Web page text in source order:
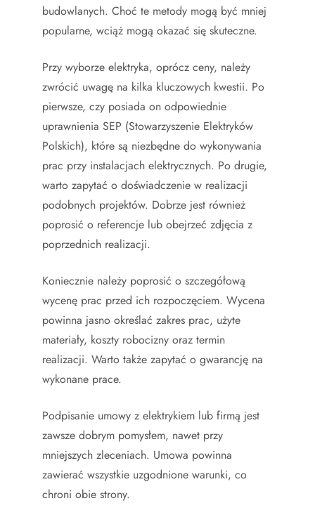
budowlanych. Choć te metody mogą być mniej
popularne, wciąż mogą okazać się skuteczne.
Przy wyborze elektryka, oprócz ceny, należy
zwrócić uwagę na kilka kluczowych kwestii. Po
pierwsze, czy posiada on odpowiednie
uprawnienia SEP (Stowarzyszenie Elektryków
Polskich), które są niezbędne do wykonywania
prac przy instalacjach elektrycznych. Po drugie,
warto zapytać o doświadczenie w realizacji
podobnych projektów. Dobrze jest również
poprosić o referencje lub obejrzeć zdjęcia z
poprzednich realizacji.
Koniecznie należy poprosić o szczegółową
wycenę prac przed ich rozpoczęciem. Wycena
powinna jasno określać zakres prac, użyte
materiały, koszty robocizny oraz termin
realizacji. Warto także zapytać o gwarancję na
wykonane prace.
Podpisanie umowy z elektrykiem lub firmą jest
zawsze dobrym pomysłem, nawet przy
mniejszych zleceniach. Umowa powinna
zawierać wszystkie uzgodnione warunki, co
chroni obie strony.